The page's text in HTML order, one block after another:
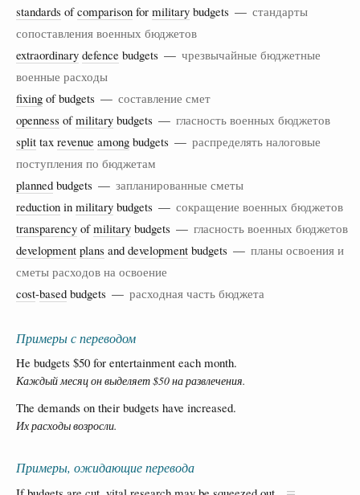
standards ofcomparison for military budgets — стандарты
сопоставления военных бюджетов
extraordinary defence budgets — чрезвычайные бюджетные
военные расходы
fixing of budgets — составление смет
openness ofmilitary budgets — гласность военных бюджетов
split tax revenue among budgets — распределять налоговые
поступления по бюджетам
planned budgets — запланированные сметы
reduction in military budgets — сокращение военных бюджетов
transparency ofmilitary budgets — гласность военных бюджетов
development plans and development budgets — планы освоения и
сметы расходов на освоение
cost-based budgets — расходная часть бюджета
Примеры с переводом
He budgets $50 for entertainment each month.
Каждый месяц он выделяет $50 на развлечения.
The demands on their budgets have increased.
Их расходы возросли.
Примеры, ожидающие перевода